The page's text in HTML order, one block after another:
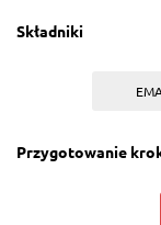
Składniki
Przygotowanie